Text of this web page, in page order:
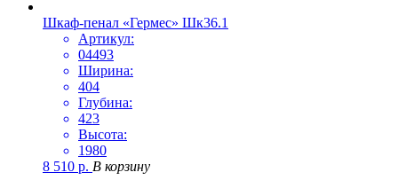
Шкаф-пенал «Гермес» Шк36.1
Артикул:
04493
Ширина:
404
Глубина:
423
Высота:
1980
8 510 р. В корзину